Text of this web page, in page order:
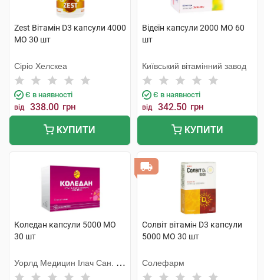
Zest Вітамін D3 капсули 4000
МО 30 шт
Сіріо Хелскеа
Є в наявності
від 338.00 грн
КУПИТИ
Відеїн капсули 2000 МО 60
шт
Київський вітамінний завод
Є в наявності
від 342.50 грн
КУПИТИ
Коледан капсули 5000 МО
30 шт
Уорлд Медицин Ілач Сан. Ве
Тідж
Солвіт вітамін D3 капсули
5000 МО 30 шт
Солефарм